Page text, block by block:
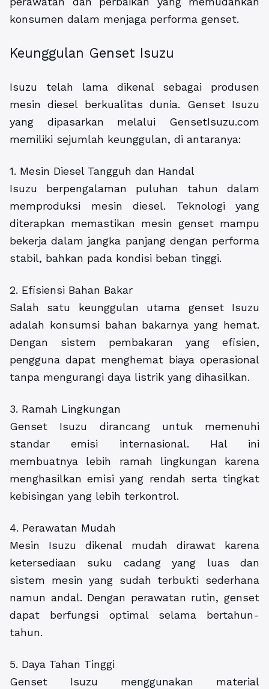
konsumen dalam menjaga performa genset.
Keunggulan Genset Isuzu
Isuzu telah lama dikenal sebagai produsen
mesin diesel berkualitas dunia. Genset Isuzu
yang dipasarkan melalui GensetIsuzu.com
memiliki sejumlah keunggulan, di antaranya:
1. Mesin Diesel Tangguh dan Handal
Isuzu berpengalaman puluhan tahun dalam
memproduksi mesin diesel. Teknologi yang
diterapkan memastikan mesin genset mampu
bekerja dalam jangka panjang dengan performa
stabil, bahkan pada kondisi beban tinggi.
2. Efisiensi Bahan Bakar
Salah satu keunggulan utama genset Isuzu
adalah konsumsi bahan bakarnya yang hemat.
Dengan sistem pembakaran yang efisien,
pengguna dapat menghemat biaya operasional
tanpa mengurangi daya listrik yang dihasilkan.
3. Ramah Lingkungan
Genset Isuzu dirancang untuk memenuhi
standar emisi internasional. Hal ini
membuatnya lebih ramah lingkungan karena
menghasilkan emisi yang rendah serta tingkat
kebisingan yang lebih terkontrol.
4. Perawatan Mudah
Mesin Isuzu dikenal mudah dirawat karena
ketersediaan suku cadang yang luas dan
sistem mesin yang sudah terbukti sederhana
namun andal. Dengan perawatan rutin, genset
dapat berfungsi optimal selama bertahun-
tahun.
5. Daya Tahan Tinggi
Genset Isuzu menggunakan material